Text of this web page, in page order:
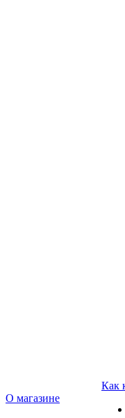
О магазине
Как